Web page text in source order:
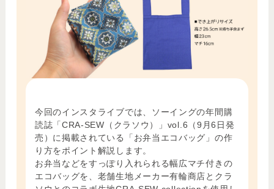
今回のインスタライブでは、ソーイングの年間購
読誌「CRA-SEW（クラソウ）」vol.6（9月6日発
売）に掲載されている「お弁当エコバッグ」の作
り方をポイント解説します。
お弁当などをすっぽり入れられる幅広マチ付きの
エコバッグを、老舗生地メーカー有輪商店とクラ